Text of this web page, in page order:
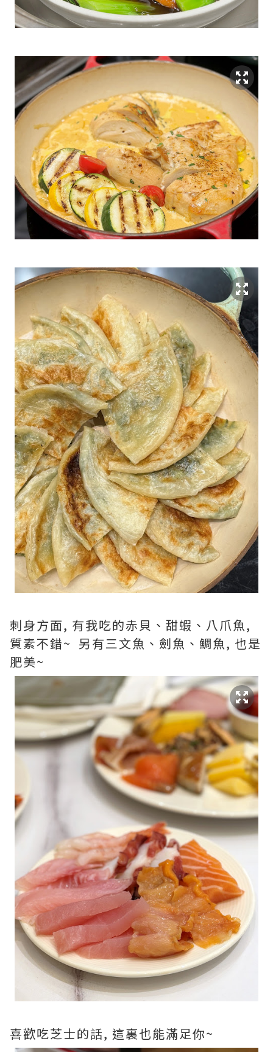
刺身方面, 有我吃的赤貝、甜蝦、八爪魚,
質素不錯~ 另有三文魚、劍魚、鯛魚, 也是
肥美~
喜歡吃芝士的話, 這裏也能滿足你~